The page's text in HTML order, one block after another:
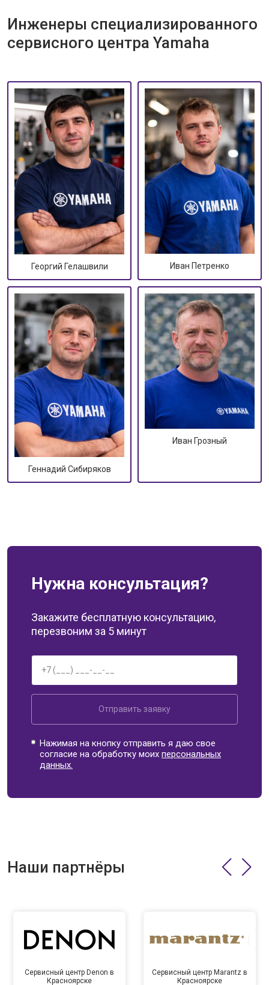
Инженеры специализированного
сервисного центра Yamaha
Георгий Гелашвили Иван Петренко
Геннадий Сибиряков
Иван Грозный
Нужна консультация?
Закажите бесплатную консультацию,
перезвоним за 5 минут
Отправить заявку
Нажимая на кнопку отправить я даю свое
согласие на обработку моихперсональных
данных.
Наши партнёры
Сервисный центр Denon в
Красноярске
Сервисный центр Marantz в
Красноярске